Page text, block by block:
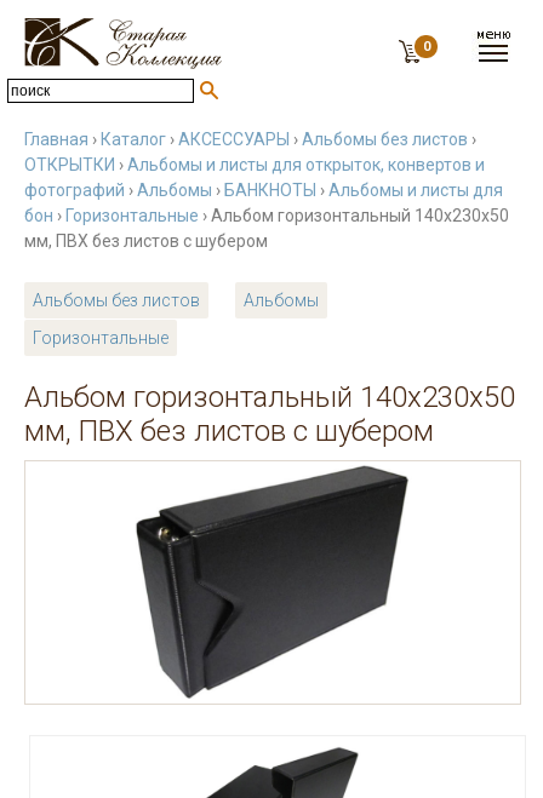
0
Главная › Каталог ›АКСЕССУАРЫ ›Альбомы без листов ›
ОТКРЫТКИ ›Альбомы и листы для открыток, конвертов и
фотографий ›Альбомы › БАНКНОТЫ ›Альбомы и листы для
бон › Горизонтальные › Альбом горизонтальный 140х230х50
мм, ПВХ без листов с шубером
Альбомы без листов
Альбомы
Горизонтальные
Альбом горизонтальный 140х230х50
мм, ПВХ без листов с шубером